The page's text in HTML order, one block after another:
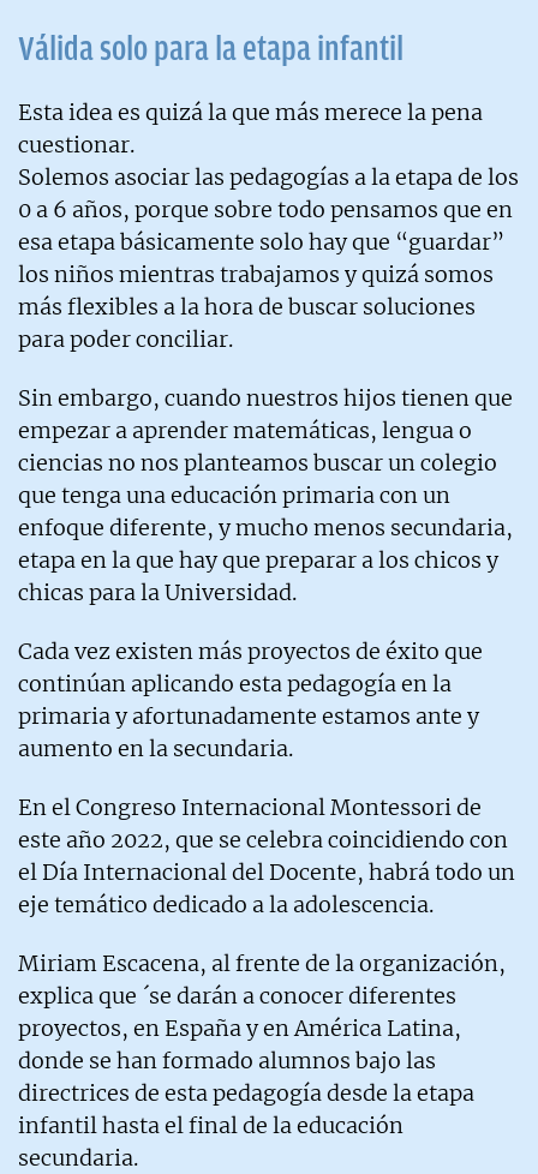
Válida solo para la etapa infantil
Esta idea es quizá la que más merece la pena
cuestionar.
Solemos asociar las pedagogías a la etapa de los
0 a 6 años, porque sobre todo pensamos que en
esa etapa básicamente solo hay que “guardar”
los niños mientras trabajamos y quizá somos
más flexibles a la hora de buscar soluciones
para poder conciliar.
Sin embargo, cuando nuestros hijos tienen que
empezar a aprender matemáticas, lengua o
ciencias no nos planteamos buscar un colegio
que tenga una educación primaria con un
enfoque diferente, y mucho menos secundaria,
etapa en la que hay que preparar a los chicos y
chicas para la Universidad.
Cada vez existen más proyectos de éxito que
continúan aplicando esta pedagogía en la
primaria y afortunadamente estamos ante y
aumento en la secundaria.
En el Congreso Internacional Montessori de
este año 2022, que se celebra coincidiendo con
el Día Internacional del Docente, habrá todo un
eje temático dedicado a la adolescencia.
Miriam Escacena, al frente de la organización,
explica que ´se darán a conocer diferentes
proyectos, en España y en América Latina,
donde se han formado alumnos bajo las
directrices de esta pedagogía desde la etapa
infantil hasta el final de la educación
secundaria.